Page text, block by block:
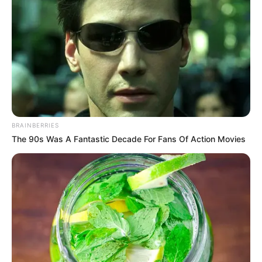
BRAINBERRIES
The 90s Was A Fantastic Decade For Fans Of Action Movies